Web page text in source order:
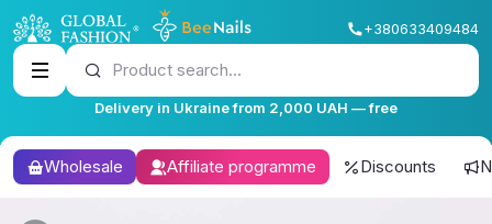
+380633409484
Product search...
Delivery in Ukraine from 2,000 UAH — free
Wholesale Affiliate programme Discounts